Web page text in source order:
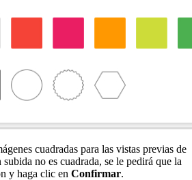
cuadradas para las vistas previas de
no es cuadrada, se le pedirá que la
y haga clic en Confirmar.